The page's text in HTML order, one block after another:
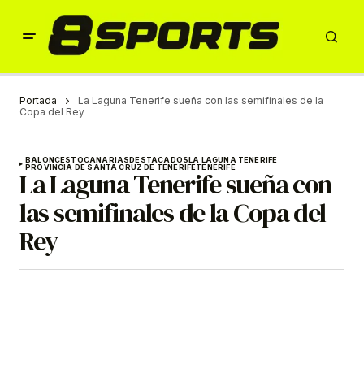
Portada
La Laguna Tenerife sueña con las semifinales de la
Copa del Rey
BALONCESTOCANARIASDESTACADOSLA LAGUNA TENERIFE
PROVINCIA DE SANTA CRUZ DE TENERIFETENERIFE
La Laguna Tenerife sueña con
las semifinales de la Copa del
Rey